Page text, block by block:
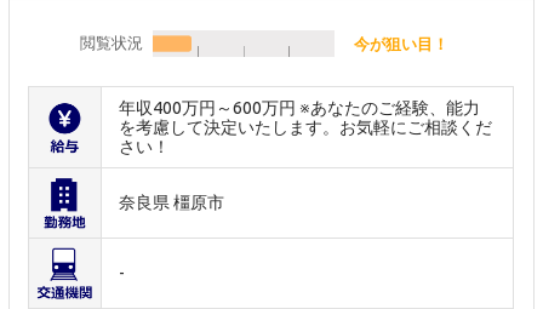
閲覧状況 今が狙い目！
年収400万円～600万円 ※あなたのご経験、能力
を考慮して決定いたします。お気軽にご相談くだ
さい！
奈良県 橿原市
-